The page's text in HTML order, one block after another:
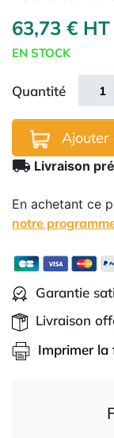
63,73 € HT
EN STOCK
Quantité
Ajouter
local_shipping Livraison
En achetant ce
notre
Garantie
Livraison
Imprimer la